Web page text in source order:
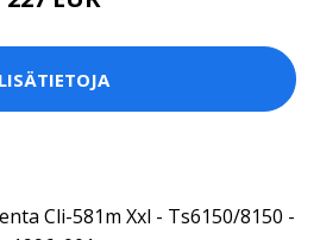
LISÄTIETOJA